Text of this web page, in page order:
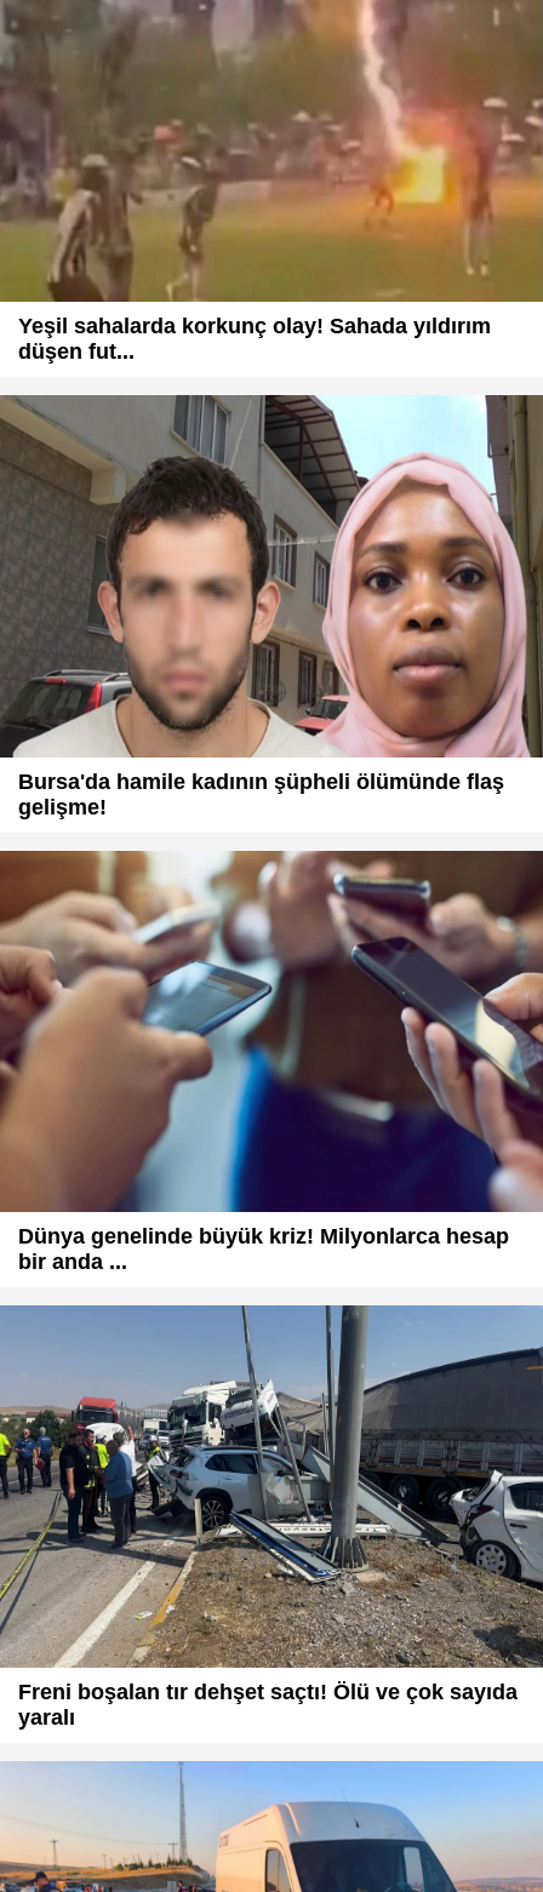
Yeşil sahalarda korkunç olay! Sahada yıldırım
düşen fut...
Bursa'da hamile kadının şüpheli ölümünde flaş
gelişme!
Dünya genelinde büyük kriz! Milyonlarca hesap
bir anda ...
Freni boşalan tır dehşet saçtı! Ölü ve çok sayıda
yaralı